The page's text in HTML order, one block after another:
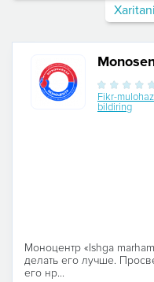
Fikr-
bildiring
Моноцентр «Ishga
делать его лучше.
его нр...